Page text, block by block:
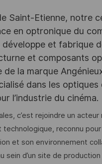
Saint-Etienne, notre
en optronique du
et fabrique
et composants
de la marque
dans les
l’industrie du cinéma.
c’est rejoindre un
technologique, reconnu
et son environnement
sein d’un site de